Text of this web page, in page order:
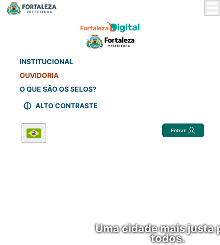
INSTITUCIONAL
OUVIDORIA
O QUE SÃO OS SELOS?
ALTO CONTRASTE
Entrar
Uma cidade mais justa
todos.